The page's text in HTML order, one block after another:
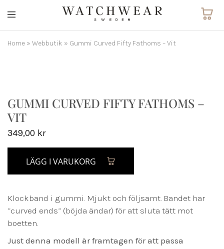
straps
and
Home » Webbutik » Gummi Curved Fifty Fathoms – Vit
GUMMI CURVED FIFTY FATHOMS –
VIT
349,00 kr
LÄGG I VARUKORG
Klockband i gummi. Mjukt och följsamt. Bandet har
”curved ends” (böjda ändar) för att sluta tätt mot
boetten.
Just denna modell är framtagen för att passa